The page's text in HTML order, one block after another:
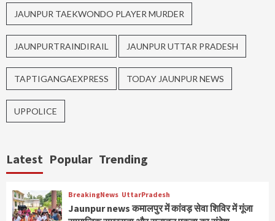
JAUNPUR TAEKWONDO PLAYER MURDER
JAUNPURTRAINDIRAIL JAUNPUR UTTAR PRADESH
TAPTIGANGAEXPRESS TODAY JAUNPUR NEWS
UPPOLICE
Latest Popular Trending
BreakingNews UttarPradesh
Jaunpur news कमालपुर में कांवड़ सेवा शिविर में गूंजा